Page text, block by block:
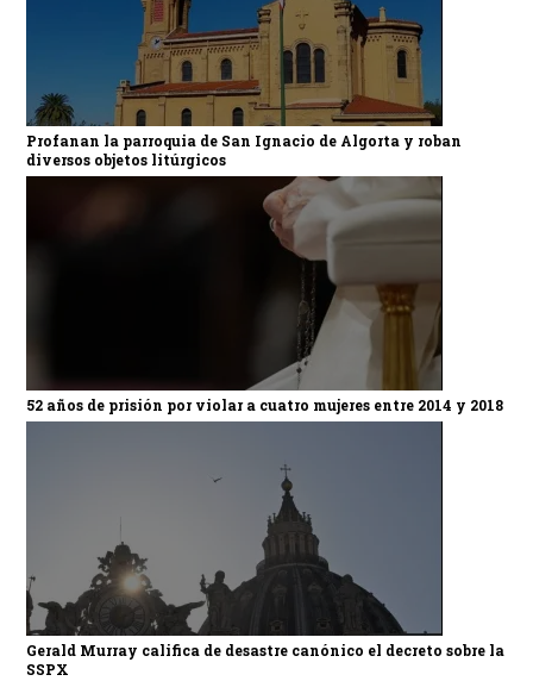
Profanan la parroquia de San Ignacio de Algorta y roban
diversos objetos litúrgicos
52 años de prisión por violar a cuatro mujeres entre 2014 y 2018
Gerald Murray califica de desastre canónico el decreto sobre la
SSPX